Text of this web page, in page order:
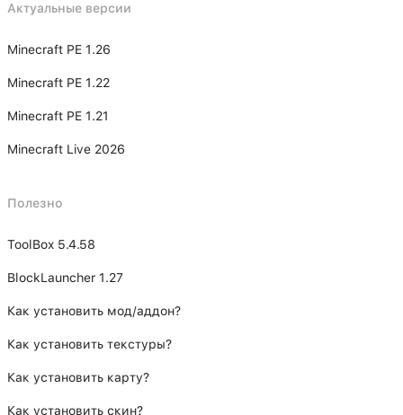
Актуальные версии
Minecraft PE 1.26
Minecraft PE 1.22
Minecraft PE 1.21
Minecraft Live 2026
Полезно
ToolBox 5.4.58
BlockLauncher 1.27
Как установить мод/аддон?
Как установить текстуры?
Как установить карту?
Как установить скин?